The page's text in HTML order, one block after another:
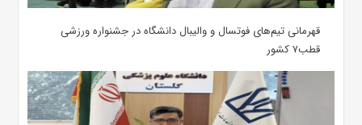
قهرمانی تیم‌های فوتسال و والیبال دانشگاه در جشنواره ورزشی
قطب۷ کشور